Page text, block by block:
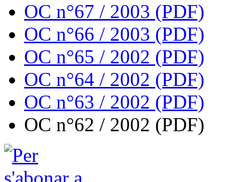
OC n°67 / 2003 (PDF)
OC n°66 / 2003 (PDF)
OC n°65 / 2002 (PDF)
OC n°64 / 2002 (PDF)
OC n°63 / 2002 (PDF)
OC n°62 / 2002 (PDF)